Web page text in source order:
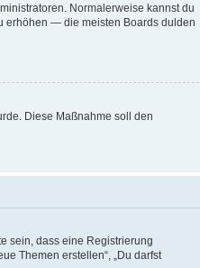
Normalerweise kannst du
erhöhen — die meisten Boards dulden
Diese Maßnahme soll den
sein, dass eine Registrierung
Themen erstellen“, „Du darfst